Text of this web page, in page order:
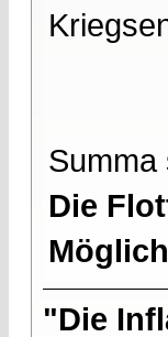
Summa
Die
"Die